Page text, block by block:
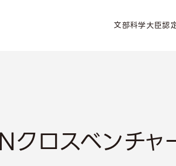
文部科学大臣認
ロスベンチャ